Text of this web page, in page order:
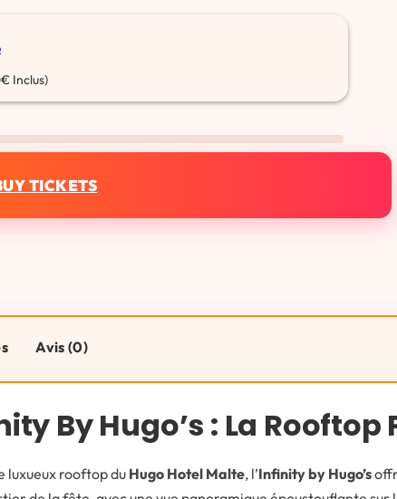
Inclus)
TICKETS
Avis (0)
By Hugo’s : La
luxueux rooftop du Hugo Hotel Malte, l’Infinity by Hugo’s